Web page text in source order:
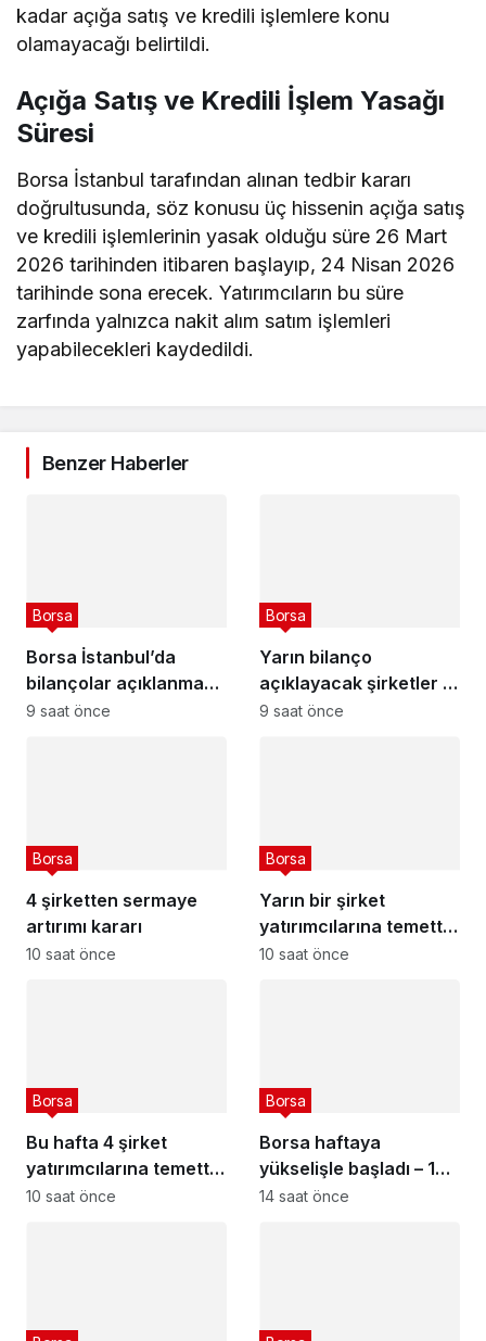
kadar açığa satış ve kredili işlemlere konu
olamayacağı belirtildi.
Açığa Satış ve Kredili İşlem Yasağı
Süresi
Borsa İstanbul tarafından alınan tedbir kararı
doğrultusunda, söz konusu üç hissenin açığa satış
ve kredili işlemlerinin yasak olduğu süre 26 Mart
2026 tarihinden itibaren başlayıp, 24 Nisan 2026
tarihinde sona erecek. Yatırımcıların bu süre
zarfında yalnızca nakit alım satım işlemleri
yapabilecekleri kaydedildi.
Benzer Haberler
Borsa İstanbul’da
bilançolar açıklanmaya
devam ediyor : 2026 2.
Borsa
9 saat önce
Yarın bilanço
açıklayacak şirketler –
10 Ağustos 2026
Borsa
9 saat önce
4 şirketten sermaye
artırımı kararı
Borsa
10 saat önce
Yarın bir şirket
yatırımcılarına temettü
dağıtacak – 10 Ağustos
Borsa
10 saat önce
Bu hafta 4 şirket
yatırımcılarına temettü
dağıtacak – 10 Ağustos
Borsa
10 saat önce
Borsa haftaya
yükselişle başladı – 10
Ağustos 2026
Borsa
14 saat önce